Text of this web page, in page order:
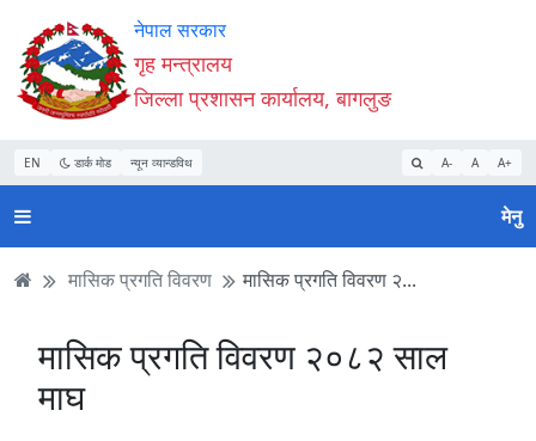
Accessibility
Mode
सुरु
गर्नुहोस्
सामाग्री
पढ्नुहाेस्
नेभिगेसन
पढ्नुहाेस्
वेबसाइट
खोजमा
जानुहोस्
नेपाल सरकार
गृह मन्त्रालय
जिल्ला प्रशासन कार्यालय, बागलुङ
EN डार्क मोड न्यून व्यान्डविथ A- A A+
मेनु
मासिक प्रगति विवरण मासिक प्रगति विवरण २...
मासिक प्रगति विवरण २०८२ साल
माघ